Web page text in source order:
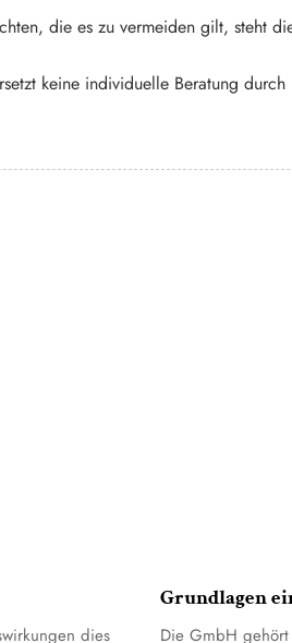
die es zu vermeiden gilt, steht
keine individuelle Beratung
dies
Grundlagen
Die GmbH